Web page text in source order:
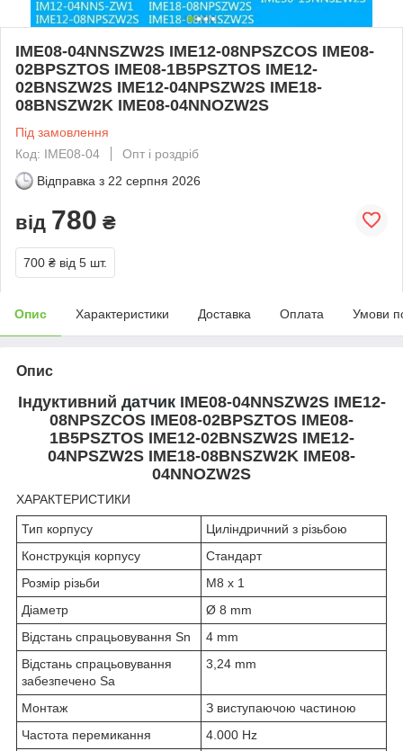
IME08-04NNSZW2S IME12-08NPSZCOS IME08-
02BPSZTOS IME08-1B5PSZTOS IME12-
02BNSZW2S IME12-04NPSZW2S IME18-
08BNSZW2K IME08-04NNOZW2S
Під замовлення
Код: IME08-04
Опт і роздріб
Відправка з 22 серпня 2026
від 780 ₴
700 ₴ від 5 шт.
Опис Характеристики Доставка Оплата Умови
Опис
Індуктивний датчикIME08-04NNSZW2S IME12-
08NPSZCOS IME08-02BPSZTOS IME08-
1B5PSZTOS IME12-02BNSZW2S IME12-
04NPSZW2S IME18-08BNSZW2K IME08-
04NNOZW2S
ХАРАКТЕРИСТИКИ
Тип корпусу
Циліндричний з різьбою
Конструкція корпусу
Стандарт
Розмір різьби
M8 x 1
Діаметр
Ø 8 mm
Відстань спрацьовування Sn
4 mm
Відстань спрацьовування
забезпечено Sa
3,24 mm
Монтаж
З виступаючою частиною
Частота перемикання
4.000 Hz